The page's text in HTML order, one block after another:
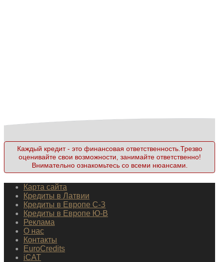
Каждый кредит - это финансовая ответственность.Трезво
оценивайте свои возможности, занимайте ответственно!
Внимательно ознакомьтесь со всеми нюансами.
Карта сайта
Кредиты в Латвии
Кредиты в Европе С-З
Кредиты в Европе Ю-В
Реклама
О нас
Контакты
EuroCredits
iCAT